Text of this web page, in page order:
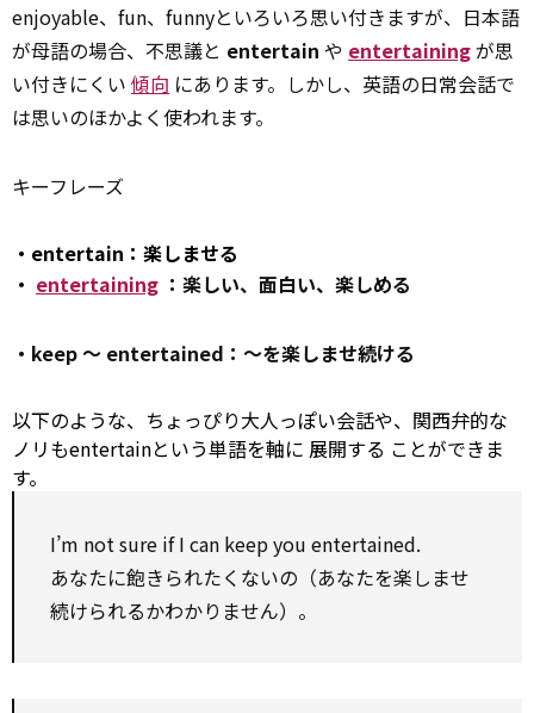
enjoyable、fun、funnyといろいろ思い付きますが、日本語
が母語の場合、不思議と entertain や entertainingが思
い付きにくい 傾向 にあります。しかし、英語の日常会話で
は思いのほかよく使われます。
キーフレーズ
・entertain：楽しませる
・ entertaining ：楽しい、面白い、楽しめる
・keep ～ entertained：～を楽しませ続ける
以下のような、ちょっぴり大人っぽい会話や、関西弁的な
ノリもentertainという単語を軸に 展開する ことができま
す。
I’m not sure if I can keep you entertained.
あなたに飽きられたくないの（あなたを楽しませ
続けられるかわかりません）。